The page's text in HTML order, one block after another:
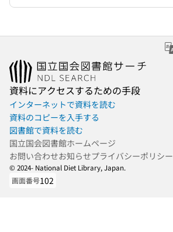
資料にアクセスするための手段
インターネットで資料を読む
資料のコピーを入手する
図書館で資料を読む
国立国会図書館ホームページ
お問い合わせお知らせプライバシーポリシー
© 2024- National Diet Library, Japan.
画面番号102